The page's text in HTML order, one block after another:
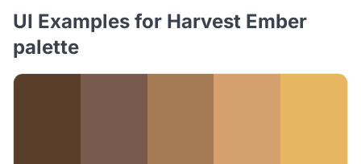
UI Examples for Harvest Ember
palette